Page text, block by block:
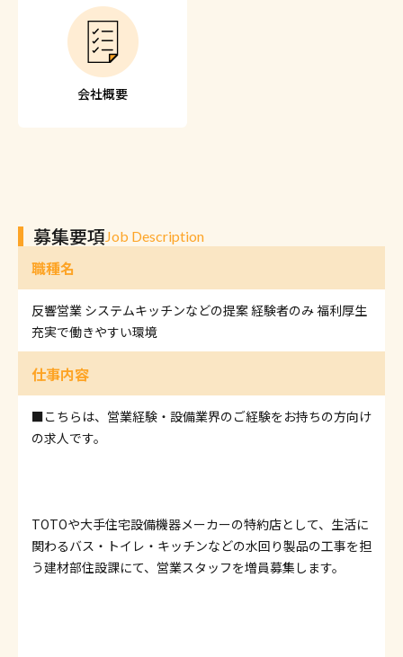
会社概要
募集要項Job Description
職種名
反響営業 システムキッチンなどの提案 経験者のみ 福利厚生
充実で働きやすい環境
仕事内容
■こちらは、営業経験・設備業界のご経験をお持ちの方向け
の求人です。
TOTOや大手住宅設備機器メーカーの特約店として、生活に
関わるバス・トイレ・キッチンなどの水回り製品の工事を担
う建材部住設課にて、営業スタッフを増員募集します。